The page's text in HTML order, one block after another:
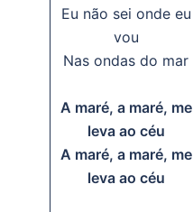
Eu não sei onde eu
vou
Nas ondas do mar
A maré, a maré, me
leva ao céu
A maré, a maré, me
leva ao céu